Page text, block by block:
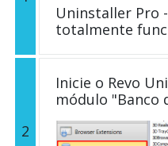
Uninstaller Pro
totalmente
2
Inicie o Revo
módulo "Banco